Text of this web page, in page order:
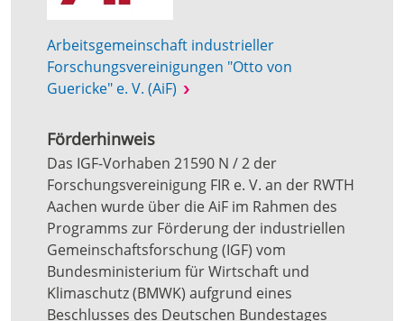
Arbeitsgemeinschaft industrieller
Forschungsvereinigungen "Otto von
Guericke" e. V. (AiF)
Förderhinweis
Das IGF-Vorhaben 21590 N / 2 der
Forschungsvereinigung FIR e. V. an der RWTH
Aachen wurde über die AiF im Rahmen des
Programms zur Förderung der industriellen
Gemeinschaftsforschung (IGF) vom
Bundesministerium für Wirtschaft und
Klimaschutz (BMWK) aufgrund eines
Beschlusses des Deutschen Bundestages